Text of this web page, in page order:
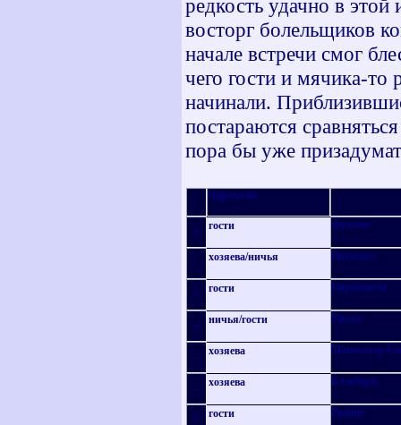
редкость удачно в
восторг болельщиков
начале встречи смог
чего гости и мячика-то
начинали.
постараются
пора бы уже
Чарльтон
+ гости Фулхэм
хозяева/ничья Ньюкасл
+ гости Бирмингем
+ ничья/гости Уиган
- хозяева Манчестер
- хозяева Блэкберн
+ гости Рединг